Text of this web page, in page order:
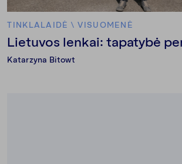
TINKLALAIDĖ \VISUOMENĖ
Lietuvos lenkai: tapatybė
Katarzyna Bitowt